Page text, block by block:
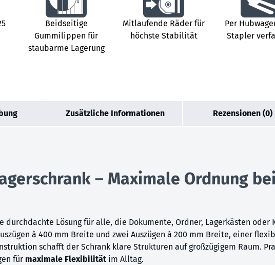
Beidseitige
Gummilippen für
staubarme Lagerung
Mitlaufende Räder für
höchste Stabilität
Per
Stapler
Zusätzliche Informationen Rezensionen (0)
– Maximale Ordnung
Lösung für alle, die Dokumente, Ordner, Lagerkästen
à 400 mm Breite und zwei Auszügen à 200 mm Breite, einer
schafft der Schrank klare Strukturen auf großzügigem Raum.
für maximale Flexibilitätim Alltag.